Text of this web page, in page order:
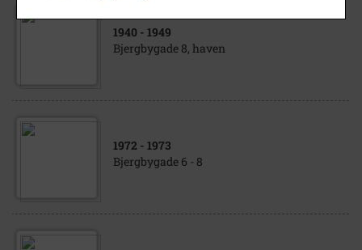
1940 - 1949
Bjergbygade 8, haven
1972 - 1973
Bjergbygade 6 - 8